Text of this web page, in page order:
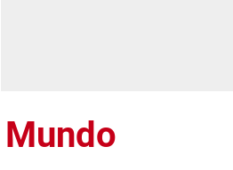
Mundo